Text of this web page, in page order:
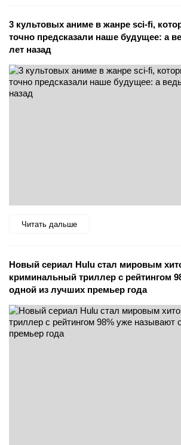
3 культовых аниме в жанре sci-fi,
точно предсказали наше будущее: а
лет назад
Читать дальше
Новый сериал Hulu стал мировым
криминальный триллер с рейтингом
одной из лучших премьер года